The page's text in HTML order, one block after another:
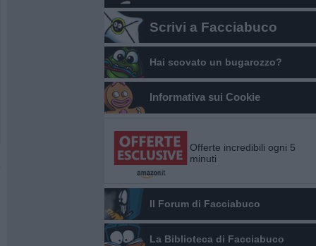
Scrivi a Facciabuco
Hai scovato un bugarozzo?
Informativa sui Cookie
Offerte incredibili ogni 5
minuti
Il Forum di Facciabuco
La Biblioteca di Facciabuco